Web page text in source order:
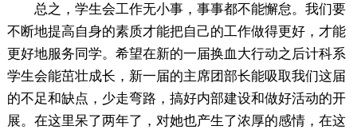
总之，学生会工作无小事，事事都不能懈怠。我们要
不断地提高自身的素质才能把自己的工作做得更好，才能
更好地服务同学。希望在新的一届换血大行动之后计科系
学生会能茁壮成长，新一届的主席团部长能吸取我们这届
的不足和缺点，少走弯路，搞好内部建设和做好活动的开
展。在这里呆了两年了，对她也产生了浓厚的感情，在这